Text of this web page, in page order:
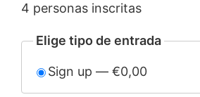
4 personas inscritas
Elige tipo de entrada
Sign up — €0,00